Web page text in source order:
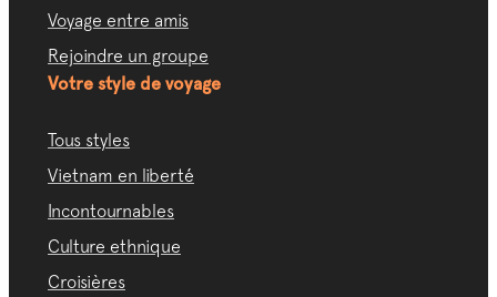
Voyage entre amis
Rejoindre un groupe
Votre style de voyage
Tous styles
Vietnam en liberté
Incontournables
Culture ethnique
Croisières